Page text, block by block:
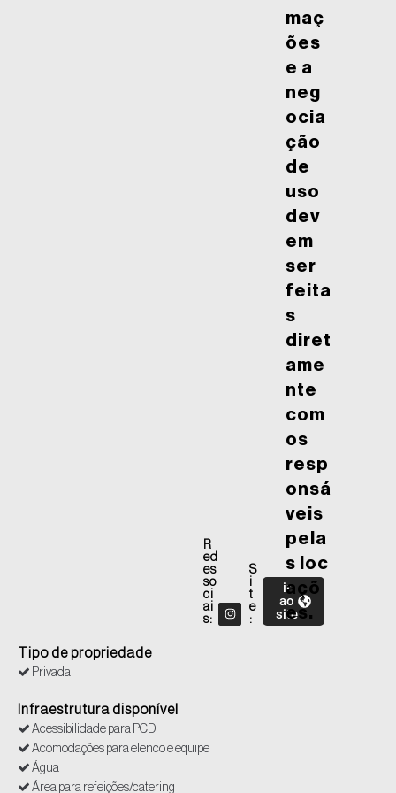
R
ed
es
so
ci
ai
s:
S
i
t
e
:
ir
ao
site
maç
ões
e a
neg
ocia
ção
de
uso
dev
em
ser
feita
s
diret
ame
nte
com
os
resp
onsá
veis
pela
s loc
açõ
es.
Tipo de propriedade
Privada
Infraestrutura disponível
Acessibilidade para PCD
Acomodações para elenco e equipe
Água
Área para refeições/catering